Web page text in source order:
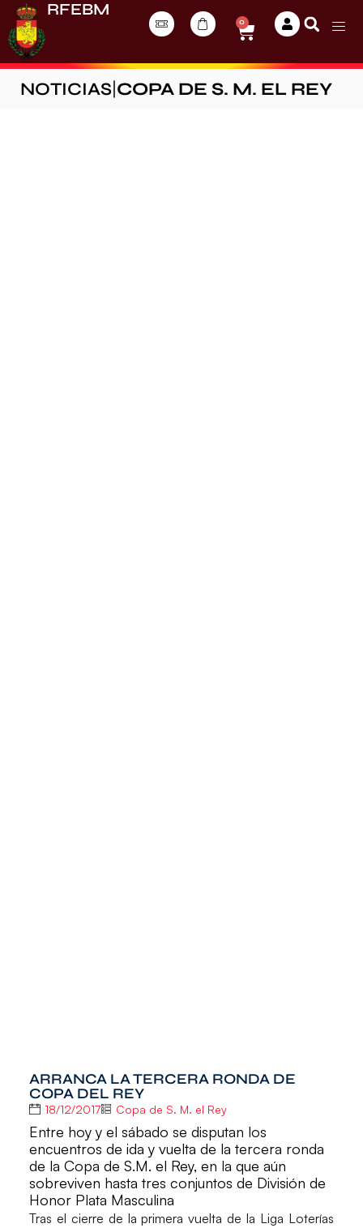
RFEBM
0
NOTICIAS COPA DE S. M. EL REY
ARRANCA LA TERCERA RONDA DE
COPA DEL REY
18/12/2017 Copa de S. M. el Rey
Entre hoy y el sábado se disputan los
encuentros de ida y vuelta de la tercera ronda
de la Copa de S.M. el Rey, en la que aún
sobreviven hasta tres conjuntos de División de
Honor Plata Masculina
Tras el cierre de la primera vuelta de la Liga Loterías